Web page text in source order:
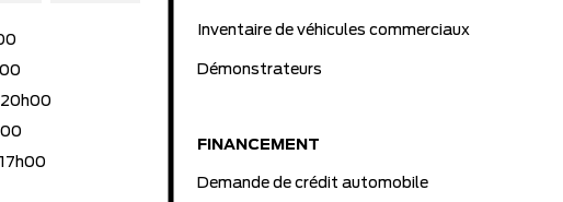
Inventaire de véhicules commerciaux
Démonstrateurs
FINANCEMENT
Demande de crédit automobile